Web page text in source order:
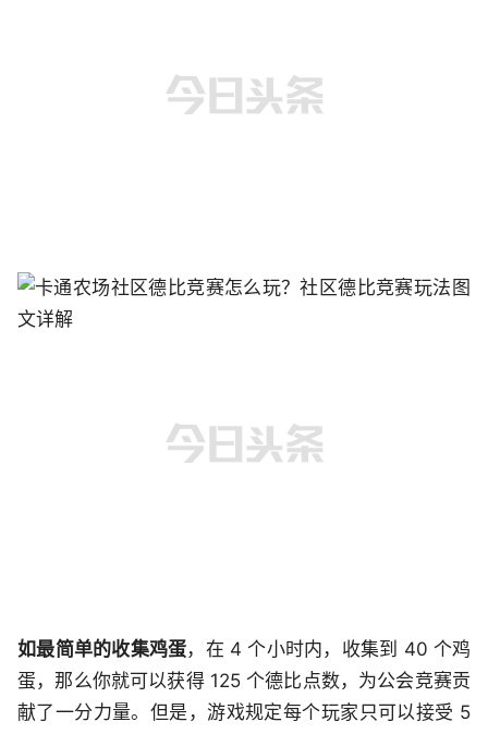
如最简单的收集鸡蛋，在 4 个小时内，收集到 40 个鸡
蛋，那么你就可以获得 125 个德比点数，为公会竞赛贡
献了一分力量。但是，游戏规定每个玩家只可以接受 5